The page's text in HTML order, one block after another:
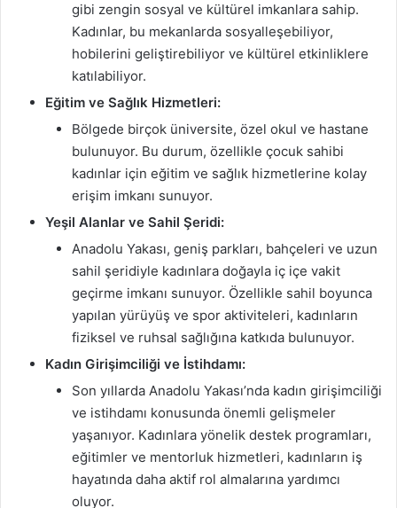
gibi zengin sosyal ve kültürel imkanlara sahip.
Kadınlar, bu mekanlarda sosyalleşebiliyor,
hobilerini geliştirebiliyor ve kültürel etkinliklere
katılabiliyor.
Eğitim ve Sağlık Hizmetleri:
Bölgede birçok üniversite, özel okul ve hastane
bulunuyor. Bu durum, özellikle çocuk sahibi
kadınlar için eğitim ve sağlık hizmetlerine kolay
erişim imkanı sunuyor.
Yeşil Alanlar ve Sahil Şeridi:
Anadolu Yakası, geniş parkları, bahçeleri ve uzun
sahil şeridiyle kadınlara doğayla iç içe vakit
geçirme imkanı sunuyor. Özellikle sahil boyunca
yapılan yürüyüş ve spor aktiviteleri, kadınların
fiziksel ve ruhsal sağlığına katkıda bulunuyor.
Kadın Girişimciliği ve İstihdamı:
Son yıllarda Anadolu Yakası’nda kadın girişimciliği
ve istihdamı konusunda önemli gelişmeler
yaşanıyor. Kadınlara yönelik destek programları,
eğitimler ve mentorluk hizmetleri, kadınların iş
hayatında daha aktif rol almalarına yardımcı
oluyor.